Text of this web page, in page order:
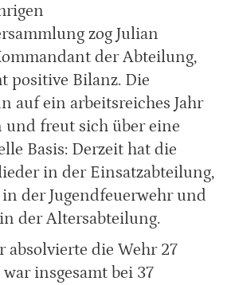
zog Julian
der Abteilung,
positive Bilanz. Die
auf ein arbeitsreiches Jahr
freut sich über eine
Basis: Derzeit hat die
in der Einsatzabteilung,
der Jugendfeuerwehr und
der Altersabteilung.
absolvierte die Wehr 27
insgesamt bei 37